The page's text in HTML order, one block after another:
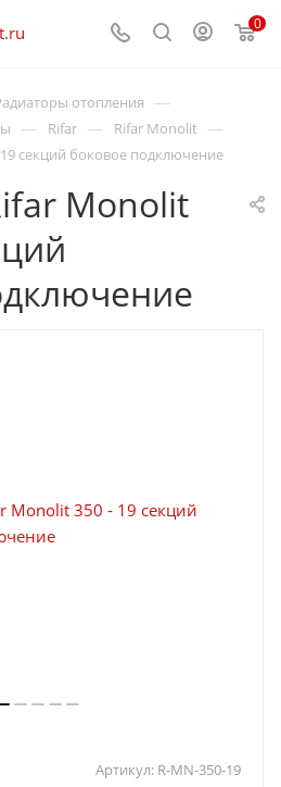
0
отопления —
— Rifar — Rifar Monolit —
секций боковое подключение
Monolit
Артикул: R-MN-350-19